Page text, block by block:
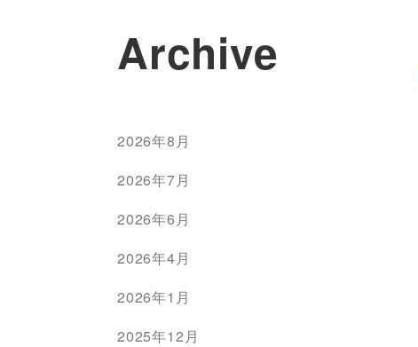
Archive
2026年8月
2026年7月
2026年6月
2026年4月
2026年1月
2025年12月